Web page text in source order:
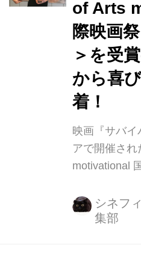
イベントを
督、李 相日
ーク＆9月の
「ワンピー
ル上映とチャ
ど企画...
of Arts
際映画
＞を受
から喜
着！
映画『サバイ
アで開催さ
motivational
コメントが到
作『サバイ
シネフ
集部